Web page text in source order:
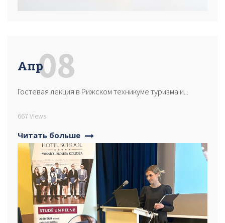
Апр
Гостевая лекция в Рижском техникуме туризма и...
667 Views
Читать больше
08